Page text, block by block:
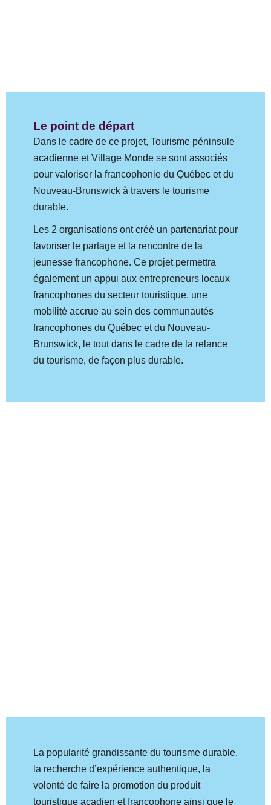
Le point de départ
Dans le cadre de ce projet, Tourisme péninsule
acadienne et Village Monde se sont associés
pour valoriser la francophonie du Québec et du
Nouveau-Brunswick à travers le tourisme
durable.
Les 2 organisations ont créé un partenariat pour
favoriser le partage et la rencontre de la
jeunesse francophone. Ce projet permettra
également un appui aux entrepreneurs locaux
francophones du secteur touristique, une
mobilité accrue au sein des communautés
francophones du Québec et du Nouveau-
Brunswick, le tout dans le cadre de la relance
du tourisme, de façon plus durable.
La popularité grandissante du tourisme durable,
la recherche d’expérience authentique, la
volonté de faire la promotion du produit
touristique acadien et francophone ainsi que le